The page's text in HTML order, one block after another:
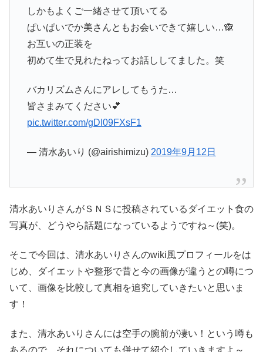
しかもよくご一緒させて頂いてる
ぱいぱいでか美さんともお会いできて嬉しい…🙈
お互いの正装を
初めて生で見れたねってお話ししてました。笑
バカリズムさんにアレしてもうた…
皆さまみてください💕
pic.twitter.com/gDI09FXsF1
— 清水あいり (@airishimizu) 2019年9月12日
清水あいりさんがＳＮＳに投稿されているダイエット食の
写真が、どうやら話題になっているようですね～(笑)。
そこで今回は、清水あいりさんのwiki風プロフィールをは
じめ、ダイエットや整形で昔と今の画像が違うとの噂につ
いて、画像を比較して真相を追究していきたいと思いま
す！
また、清水あいりさんには空手の腕前が凄い！という噂も